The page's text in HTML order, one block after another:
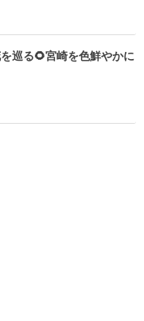
巡る🌻宮崎を色鮮やかに